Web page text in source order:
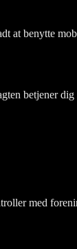
at benytte
betjener
med